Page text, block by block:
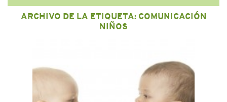
CONSULTAS FRECUENTES
ARCHIVO DE LA ETIQUETA: COMUNICACIÓN
NIÑOS